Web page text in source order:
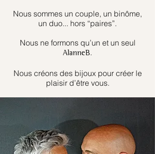
Nous sommes un couple, un binôme,
un duo... hors “paires”.
Nous ne formons qu’un et un seul
AlanneB.
Nous créons des bijoux pour créer le
plaisir d’être vous.